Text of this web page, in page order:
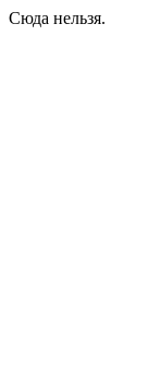
Сюда нельзя.